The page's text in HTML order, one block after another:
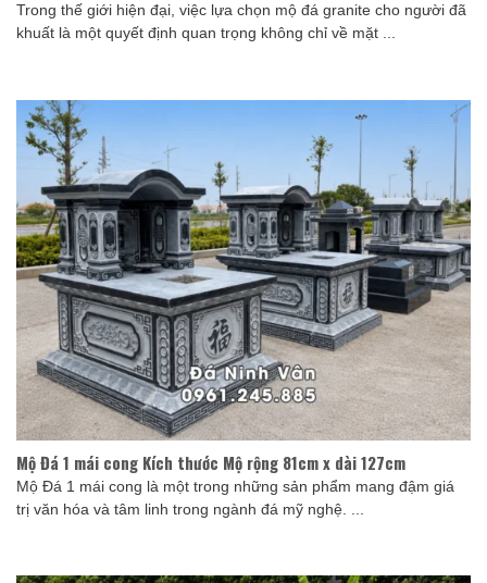
Trong thế giới hiện đại, việc lựa chọn mộ đá granite cho người đã
khuất là một quyết định quan trọng không chỉ về mặt ...
Mộ Đá 1 mái cong Kích thước Mộ rộng 81cm x dài 127cm
Mộ Đá 1 mái cong là một trong những sản phẩm mang đậm giá
trị văn hóa và tâm linh trong ngành đá mỹ nghệ. ...